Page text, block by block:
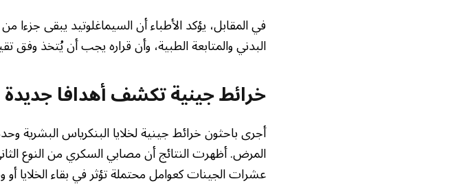
في المقابل، يؤكد الأطباء أن السيماغلوتيد يبقى
البدني والمتابعة الطبية، وأن قراره يجب أن يُتخذ وفق
خرائط جينية تكشف أهدافا جديدة
أجرى باحثون خرائط جينية لخلايا البنكرياس البشرية
المرض. أظهرت النتائج أن مصابي السكري من النوع
عشرات الجينات كعوامل محتملة تؤثر في بقاء الخلايا أو